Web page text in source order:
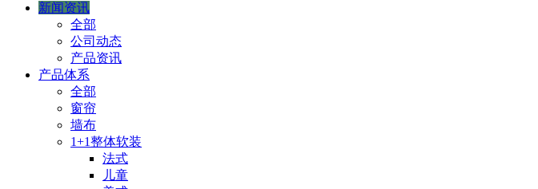
新闻资讯
全部
公司动态
产品资讯
产品体系
全部
窗帘
墙布
1+1整体软装
法式
儿童